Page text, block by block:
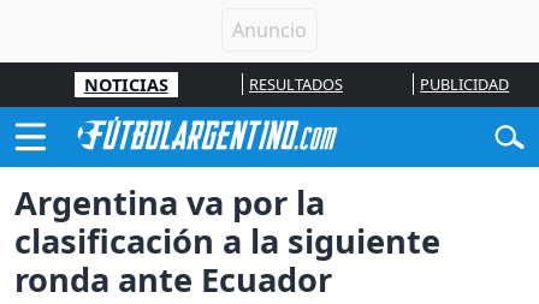
NOTICIAS RESULTADOS PUBLICIDAD
Argentina va por la
clasificación a la siguiente
ronda ante Ecuador